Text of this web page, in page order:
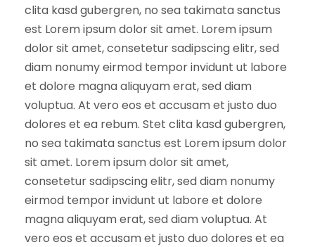
clita kasd gubergren, no sea takimata sanctus
est Lorem ipsum dolor sit amet. Lorem ipsum
dolor sit amet, consetetur sadipscing elitr, sed
diam nonumy eirmod tempor invidunt ut labore
et dolore magna aliquyam erat, sed diam
voluptua. At vero eos et accusam et justo duo
dolores et ea rebum. Stet clita kasd gubergren,
no sea takimata sanctus est Lorem ipsum dolor
sit amet. Lorem ipsum dolor sit amet,
consetetur sadipscing elitr, sed diam nonumy
eirmod tempor invidunt ut labore et dolore
magna aliquyam erat, sed diam voluptua. At
vero eos et accusam et justo duo dolores et ea